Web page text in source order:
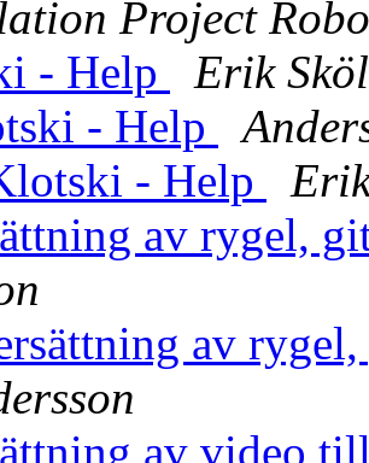
Project
- Help
Erik
- Help
- Help
av rygel,
av
av video